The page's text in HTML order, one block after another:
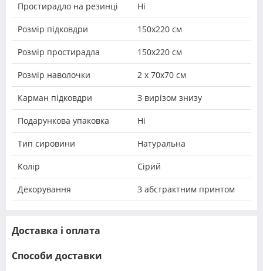
Простирадло на резинці Ні
Розмір підковдри 150х220 см
Розмір простирадла 150х220 см
Розмір наволочки 2 х 70х70 см
Карман підковдри З вирізом знизу
Подарункова упаковка Ні
Тип сировини Натуральна
Колір Сірий
Декорування З абстрактним принтом
Доставка і оплата
Способи доставки